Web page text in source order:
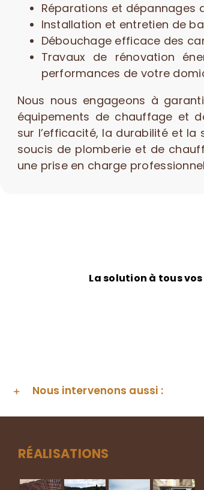
Réparations et dépannages
Installation et entretien de
Débouchage efficace des
Travaux de rénovation
performances de votre
Nous nous engageons à
équipements de chauffage et
sur l’efficacité, la durabilité et
soucis de plomberie et de
une prise en charge
La solution à tous
Nous intervenons aussi :
RÉALISATIONS